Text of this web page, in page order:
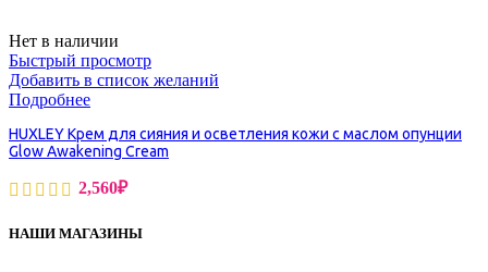
Нет в наличии
Быстрый просмотр
Добавить в список желаний
Подробнее
HUXLEY Крем для сияния и осветления кожи с маслом опунции
Glow Awakening Cream
2,560₽
НАШИ МАГАЗИНЫ